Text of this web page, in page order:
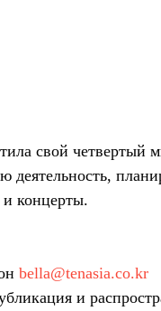
свой четвертый
деятельность,
и концерты.
bella@tenasia.co.kr
и